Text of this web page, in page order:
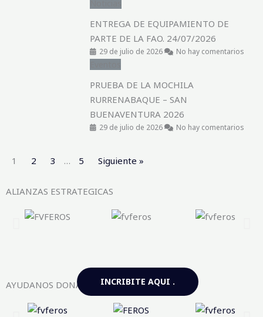
ENTREGA DE EQUIPAMIENTO DE
PARTE DE LA FAO. 24/07/2026
29 de julio de 2026 No hay comentarios
PRUEBA DE LA MOCHILA
RURRENABAQUE – SAN
BUENAVENTURA 2026
29 de julio de 2026 No hay comentarios
1 2 3 … 5 Siguiente »
ALIANZAS ESTRATEGICAS
INCRIBITE AQUI .
AYUDANOS DONANDO AQUI